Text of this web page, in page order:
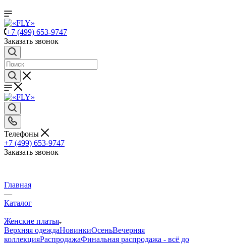
+7 (499) 653-9747
Заказать звонок
Телефоны
+7 (499) 653-9747
Заказать звонок
Главная
—
Каталог
—
Женские платья
Верхняя одеждаНовинкиОсеньВечерняя
коллекцияРаспродажаФинальная распродажа - всё до